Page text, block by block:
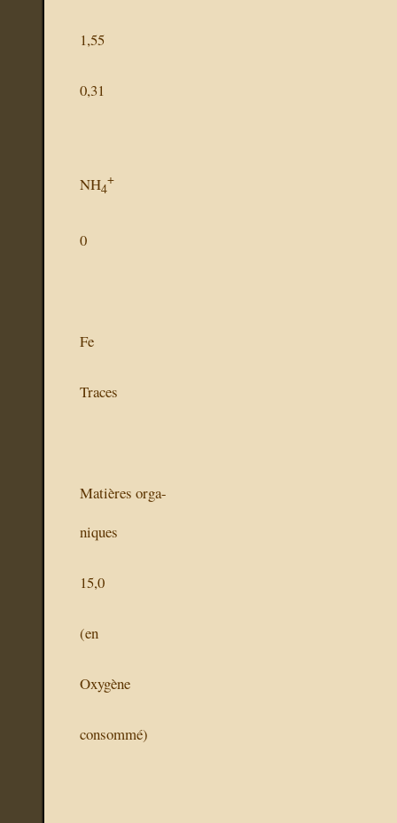
1,55
0,31
NH4
+
0
Fe
Traces
Matières orga-
niques
15,0
(en
Oxygène
consommé)